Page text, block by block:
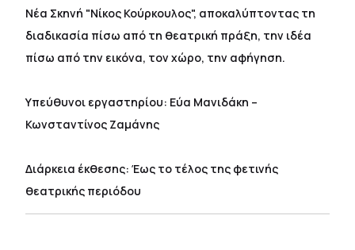
Νέα Σκηνή "Νίκος Κούρκουλος", αποκαλύπτοντας τη
διαδικασία πίσω από τη θεατρική πράξη, την ιδέα
πίσω από την εικόνα, τον χώρο, την αφήγηση.
Υπεύθυνοι εργαστηρίου: Εύα Μανιδάκη –
Κωνσταντίνος Ζαμάνης
Διάρκεια έκθεσης: Έως το τέλος της φετινής
θεατρικής περιόδου